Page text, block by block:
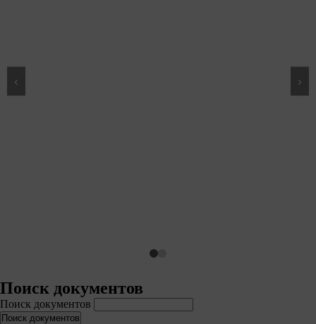
‹ ›
Поиск документов
Поиск документов